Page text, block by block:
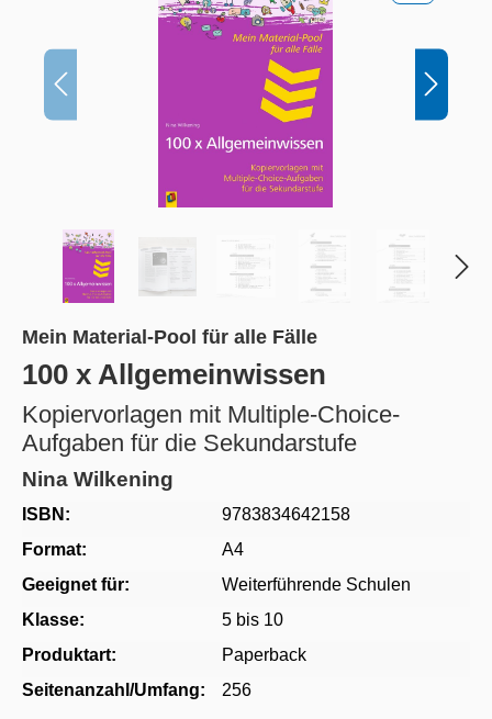
Mein Material-Pool für alle Fälle
100 x Allgemeinwissen
Kopiervorlagen mit Multiple-Choice-
Aufgaben für die Sekundarstufe
Nina Wilkening
ISBN:
9783834642158
Format:
A4
Geeignet für:
Weiterführende Schulen
Klasse:
5 bis 10
Produktart:
Paperback
Seitenanzahl/Umfang:
256